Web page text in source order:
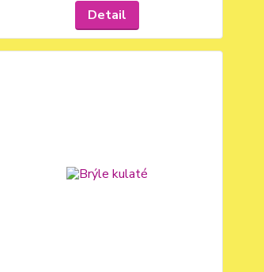
Detail